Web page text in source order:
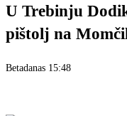
U Trebinju
pištolj na
Betadanas 15:48